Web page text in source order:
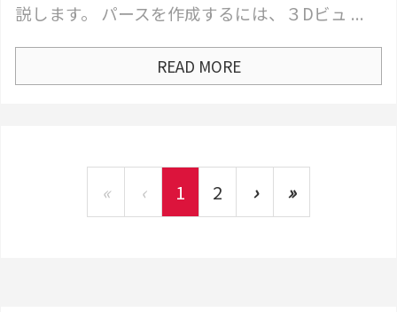
説します。 パースを作成するには、３Dビュ ...
READ MORE
« ‹ 1 2 › »